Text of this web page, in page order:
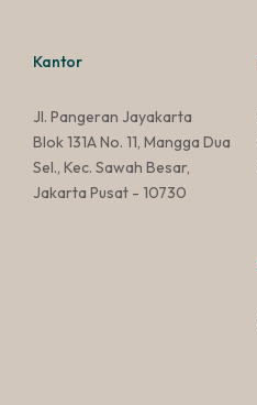
Kantor
Jl. Pangeran Jayakarta
Blok 131A No. 11, Mangga Dua
Sel., Kec. Sawah Besar,
Jakarta Pusat - 10730